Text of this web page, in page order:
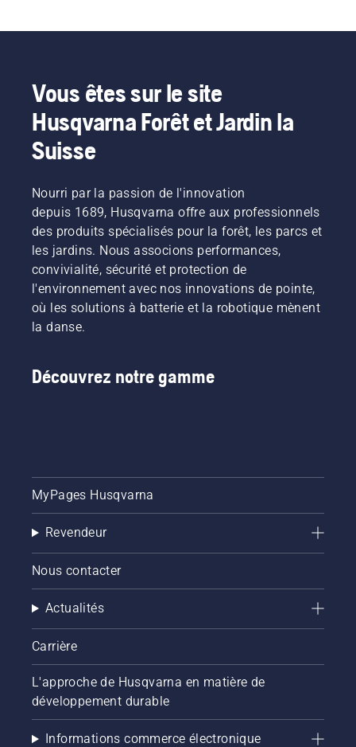
Vous êtes sur le site
Husqvarna Forêt et Jardin la
Suisse
Nourri par la passion de l'innovation
depuis 1689, Husqvarna offre aux professionnels
des produits spécialisés pour la forêt, les parcs et
les jardins. Nous associons performances,
convivialité, sécurité et protection de
l'environnement avec nos innovations de pointe,
où les solutions à batterie et la robotique mènent
la danse.
Découvrez notre gamme
MyPages Husqvarna
Revendeur
Nous contacter
Actualités
Carrière
L'approche de Husqvarna en matière de
développement durable
Informations commerce électronique